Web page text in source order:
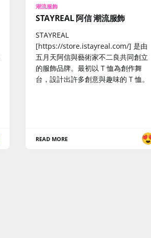
潮流服飾
STAYREAL 阿信 潮流服飾
STAYREAL
[https://store.istayreal.com/] 是由
五月天阿信與藝術家不二良共同創立
的服飾品牌。最初以 T 恤為創作舞
台，設計出許多創意與趣味的 T 恤。
READ MORE